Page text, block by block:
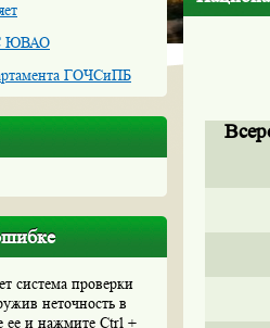
ЮВАО
ГОЧСиПБ
система проверки
неточность в
ее и нажмите Ctrl +